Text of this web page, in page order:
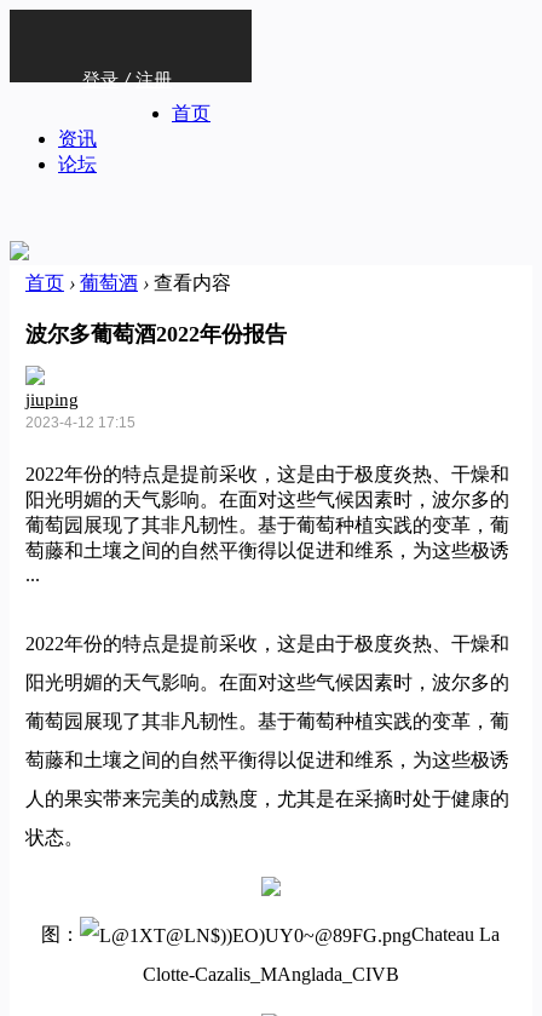
登录 / 注册
首页
资讯
论坛
首页 › 葡萄酒 ›查看内容
波尔多葡萄酒2022年份报告
jiuping
2023-4-12 17:15
2022年份的特点是提前采收，这是由于极度炎热、干燥和
阳光明媚的天气影响。在面对这些气候因素时，波尔多的
葡萄园展现了其非凡韧性。基于葡萄种植实践的变革，葡
萄藤和土壤之间的自然平衡得以促进和维系，为这些极诱
...
2022年份的特点是提前采收，这是由于极度炎热、干燥和
阳光明媚的天气影响。在面对这些气候因素时，波尔多的
葡萄园展现了其非凡韧性。基于葡萄种植实践的变革，葡
萄藤和土壤之间的自然平衡得以促进和维系，为这些极诱
人的果实带来完美的成熟度，尤其是在采摘时处于健康的
状态。
图：
Chateau La
Clotte-Cazalis_MAnglada_CIVB